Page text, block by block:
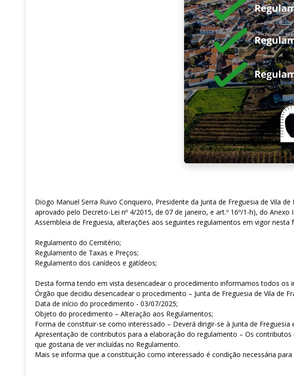
Diogo Manuel Serra Ruivo Conqueiro, Presidente da Junta de Freguesia de Vila
aprovado pelo Decreto-Lei nº 4/2015, de 07 de janeiro, e art.º 16º/1-h), do
Assembleia de Freguesia, alterações aos seguintes regulamentos em vigor nesta
Regulamento do Cemitério;
Regulamento de Taxas e Preços;
Regulamento dos canídeos e gatídeos;
Desta forma tendo em vista desencadear o procedimento informamos todos os
Órgão que decidiu desencadear o procedimento – Junta de Freguesia de Vila de
Data de início do procedimento - 03/07/2025;
Objeto do procedimento – Alteração aos Regulamentos;
Forma de constituir-se como interessado – Deverá dirigir-se à Junta de Freguesia
Apresentação de contributos para a elaboração do regulamento – Os
que gostaria de ver incluídas no Regulamento.
Mais se informa que a constituição como interessado é condição necessária